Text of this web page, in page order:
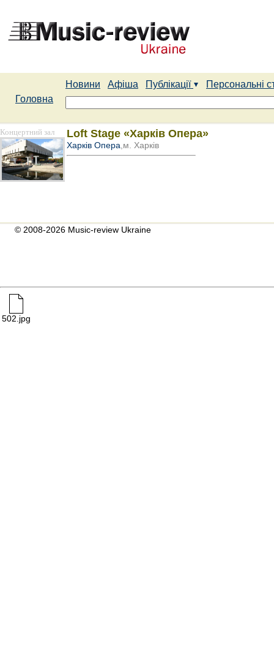
Новини Афіша Публікації
Персональні
Головна
Концертний зал Loft Stage «Харків Опера»
Харків Опера ,м. Харків
© 2008-2026 Music-review Ukraine
502.jpg